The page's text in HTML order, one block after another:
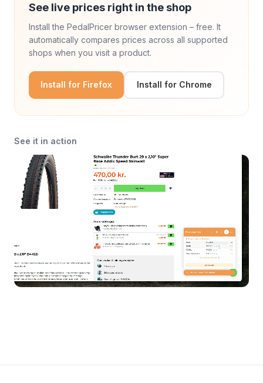
See live prices right in the shop
Install the PedalPricer browser extension – free. It
automatically compares prices across all supported
shops when you visit a product.
Install for Firefox Install for Chrome
See it in action